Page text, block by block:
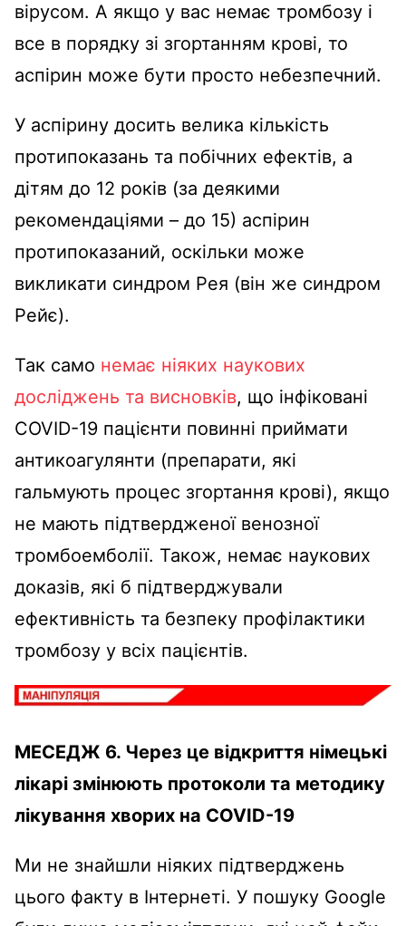
вірусом. А якщо у вас немає тромбозу і
все в порядку зі згортанням крові, то
аспірин може бути просто небезпечний.
У аспірину досить велика кількість
протипоказань та побічних ефектів, а
дітям до 12 років (за деякими
рекомендаціями – до 15) аспірин
протипоказаний, оскільки може
викликати синдром Рея (він же синдром
Рейє).
Так само немає ніяких наукових
досліджень та висновків, що інфіковані
COVID-19 пацієнти повинні приймати
антикоагулянти (препарати, які
гальмують процес згортання крові), якщо
не мають підтвердженої венозної
тромбоемболії. Також, немає наукових
доказів, які б підтверджували
ефективність та безпеку профілактики
тромбозу у всіх пацієнтів.
МЕСЕДЖ 6. Через це відкриття німецькі
лікарі змінюють протоколи та методику
лікування хворих на COVID-19
Ми не знайшли ніяких підтверджень
цього факту в Інтернеті. У пошуку Google